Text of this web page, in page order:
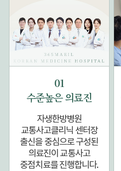
01
수준높은 의료진
자생한방병원
교통사고클리닉 센터장
출신을 중심으로 구성된
의료진이 교통사고
중점치료를 진행합니다.